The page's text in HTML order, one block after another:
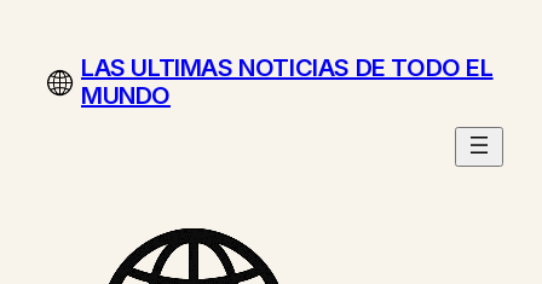
contenidoLAS ULTIMAS NOTICIAS DE TODO EL
MUNDO